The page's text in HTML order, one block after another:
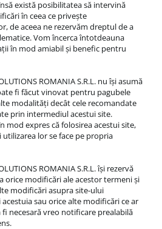
există posibilitatea să intervină
în ceea ce privește
de aceea ne rezervăm dreptul de a
Vom încerca întotdeauna
în mod amiabil și benefic pentru
ROMANIA S.R.L. nu își asumă
fi făcut vinovat pentru pagubele
modalități decât cele recomandate
prin intermediul acestui site.
mod expres că folosirea acestui site,
lor se face pe propria
ROMANIA S.R.L. își rezervă
orice modificări ale acestor termeni și
modificări asupra site-ului
sau orice alte modificări ce ar
fi necesară vreo notificare prealabilă